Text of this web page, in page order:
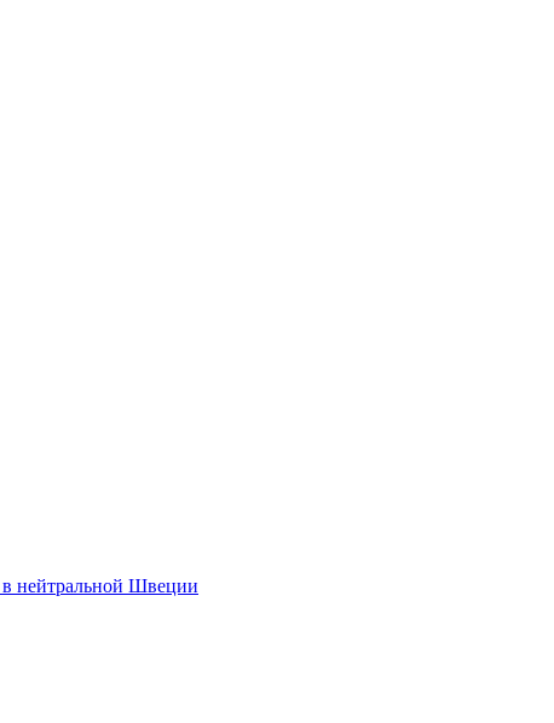
в нейтральной Швеции